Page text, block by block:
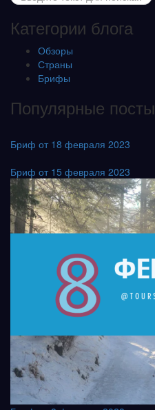
Категории блога
Обзоры
Страны
Брифы
Популярные посты
Бриф от 18 февраля 2023
Бриф от 15 февраля 2023